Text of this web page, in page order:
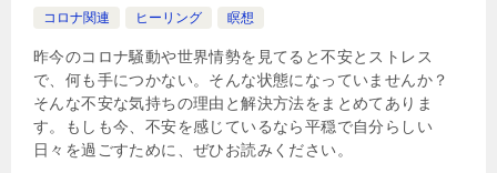
コロナ関連
ヒーリング 瞑想
昨今のコロナ騒動や世界情勢を見てると不安とストレス
で、何も手につかない。そんな状態になっていませんか？
そんな不安な気持ちの理由と解決方法をまとめてありま
す。もしも今、不安を感じているなら平穏で自分らしい
日々を過ごすために、ぜひお読みください。